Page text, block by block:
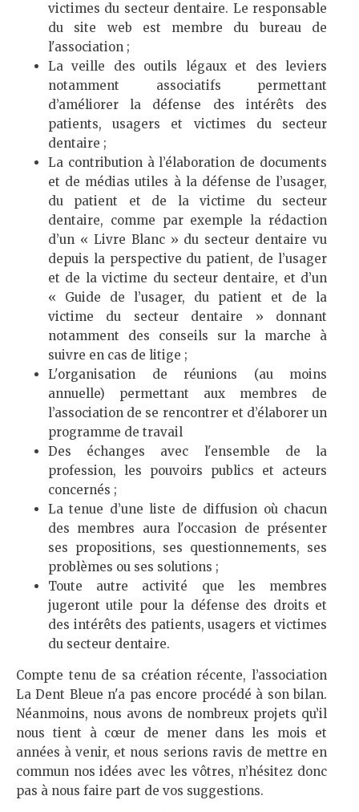
victimes du secteur dentaire. Le responsable
du site web est membre du bureau de
l'association ;
La veille des outils légaux et des leviers
notamment associatifs permettant
d’améliorer la défense des intérêts des
patients, usagers et victimes du secteur
dentaire ;
La contribution à l’élaboration de documents
et de médias utiles à la défense de l’usager,
du patient et de la victime du secteur
dentaire, comme par exemple la rédaction
d’un « Livre Blanc » du secteur dentaire vu
depuis la perspective du patient, de l’usager
et de la victime du secteur dentaire, et d’un
« Guide de l’usager, du patient et de la
victime du secteur dentaire » donnant
notamment des conseils sur la marche à
suivre en cas de litige ;
L'organisation de réunions (au moins
annuelle) permettant aux membres de
l’association de se rencontrer et d’élaborer un
programme de travail
Des échanges avec l'ensemble de la
profession, les pouvoirs publics et acteurs
concernés ;
La tenue d’une liste de diffusion où chacun
des membres aura l'occasion de présenter
ses propositions, ses questionnements, ses
problèmes ou ses solutions ;
Toute autre activité que les membres
jugeront utile pour la défense des droits et
des intérêts des patients, usagers et victimes
du secteur dentaire.
Compte tenu de sa création récente, l’association
La Dent Bleue n'a pas encore procédé à son bilan.
Néanmoins, nous avons de nombreux projets qu’il
nous tient à cœur de mener dans les mois et
années à venir, et nous serions ravis de mettre en
commun nos idées avec les vôtres, n’hésitez donc
pas à nous faire part de vos suggestions.